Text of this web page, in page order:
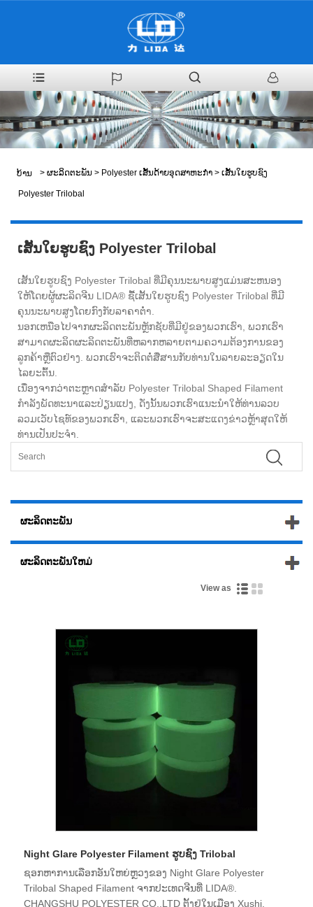
ບ້ານ > ຜະລິດຕະພັນ > Polyester ເສັ້ນດ້າຍອຸດສາຫະກໍາ > ເສັ້ນໃຍຮູບຊົງ
Polyester Trilobal
ເສັ້ນໃຍຮູບຊົງ Polyester Trilobal
ເສັ້ນໃຍຮູບຊົງ Polyester Trilobal ທີ່ມີຄຸນນະພາບສູງແມ່ນສະຫນອງ
ໃຫ້ໂດຍຜູ້ຜະລິດຈີນ LIDA® ຊື້ເສັ້ນໃຍຮູບຊົງ Polyester Trilobal ທີ່ມີ
ຄຸນນະພາບສູງໂດຍກົງກັບລາຄາຕໍ່າ.
ນອກເຫນືອໄປຈາກຜະລິດຕະພັນຫຼັກຊັບທີ່ມີຢູ່ຂອງພວກເຮົາ, ພວກເຮົາ
ສາມາດຜະລິດຜະລິດຕະພັນທີ່ຫລາກຫລາຍຕາມຄວາມຕ້ອງການຂອງ
ລູກຄ້າຫຼືຕົວຢ່າງ. ພວກເຮົາຈະຕິດຕໍ່ສື່ສານກັບທ່ານໃນລາຍລະອຽດໃນ
ໄລຍະຕົ້ນ.
ເນື່ອງຈາກວ່າຕະຫຼາດສໍາລັບ Polyester Trilobal Shaped Filament
ກໍາລັງພັດທະນາແລະປ່ຽນແປງ, ດັ່ງນັ້ນພວກເຮົາແນະນໍາໃຫ້ທ່ານລວບ
ລວມເວັບໄຊທ໌ຂອງພວກເຮົາ, ແລະພວກເຮົາຈະສະແດງຂ່າວຫຼ້າສຸດໃຫ້
ທ່ານເປັນປະຈໍາ.
ຜະລິດຕະພັນ
ຜະລິດຕະພັນໃຫມ່
View as
Night Glare Polyester Filament ຮູບຊົງ Trilobal
ຊອກຫາການເລືອກອັນໃຫຍ່ຫຼວງຂອງ Night Glare Polyester
Trilobal Shaped Filament ຈາກປະເທດຈີນທີ່ LIDA®.
CHANGSHU POLYESTER CO.,LTD ຕັ້ງຢູ່ໃນເມືອງ Xushi,